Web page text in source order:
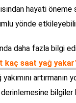
hayati
yönde
daha fazla bilgi
kaç saat yağ
artırmanın
bilgiler